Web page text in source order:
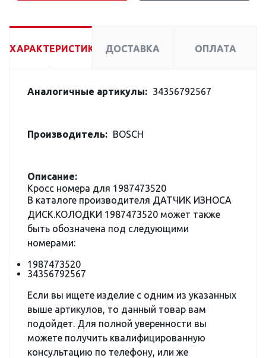
ХАРАКТЕРИСТИКИ ДОСТАВКА ОПЛАТА
Аналогичные артикулы: 34356792567
Производитель: BOSCH
Описание:
Кросс номера для 1987473520
В каталоге производителя ДАТЧИК ИЗНОСА
ДИСК.КОЛОДКИ 1987473520 может также
быть обозначена под следующими
номерами:
1987473520
34356792567
Если вы ищете изделие с одним из указанных
выше артикулов, то данный товар вам
подойдет. Для полной уверенности вы
можете получить квалифицированную
консультацию по телефону, или же